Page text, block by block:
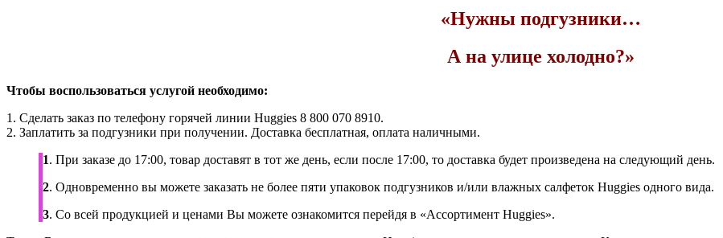
«Нужны подгузники…
А на улице холодно?»
Чтобы воспользоваться услугой необходимо:
1. Сделать заказ по телефону горячей линии Huggies 8 800 070 8910.
2. Заплатить за подгузники при получении. Доставка бесплатная, оплата наличными.
1. При заказе до 17:00, товар доставят в тот же день, если после 17:00, то доставка будет произведена на следующий день.
2. Одновременно вы можете заказать не более пяти упаковок подгузников и/или влажных салфеток Huggies одного вида.
3. Со всей продукцией и ценами Вы можете ознакомится перейдя в «Ассортимент Huggies».